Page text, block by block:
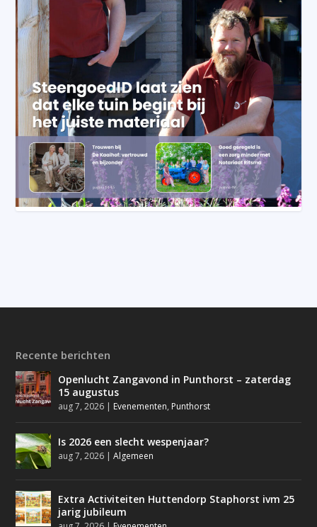
Recente berichten
Openlucht Zangavond in Punthorst – zaterdag
15 augustus
aug 7, 2026 | Evenementen, Punthorst
Is 2026 een slecht wespenjaar?
aug 7, 2026 |Algemeen
Extra Activiteiten Huttendorp Staphorst ivm 25
jarig jubileum